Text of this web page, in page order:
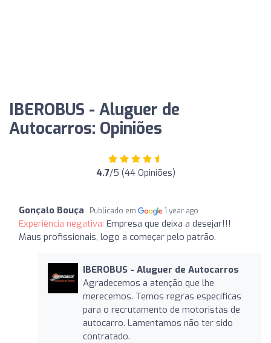
IBEROBUS - Aluguer de
Autocarros: Opiniões
4.7/5 (44 Opiniões)
Gonçalo Bouça Publicado em 1 year ago
Experiência negativa: Empresa que deixa a desejar!!!
Maus profissionais, logo a começar pelo patrão.
IBEROBUS - Aluguer de Autocarros
Agradecemos a atenção que lhe
merecemos. Temos regras específicas
para o recrutamento de motoristas de
autocarro. Lamentamos não ter sido
contratado.